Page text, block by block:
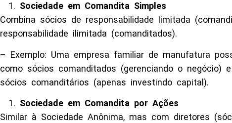
Sociedade em Comandita Simples
Combina sócios de responsabilidade limitada
responsabilidade ilimitada (comanditados).
– Exemplo: Uma empresa familiar de manufatura
como sócios comanditados (gerenciando o negócio)
sócios comanditários (apenas investindo capital).
Sociedade em Comandita por Ações
Similar à Sociedade Anônima, mas com diretores